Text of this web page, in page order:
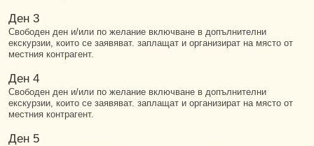
Ден 3
Свободен ден и/или по желание включване в допълнителни
екскурзии, които се заявяват. заплащат и организират на място от
местния контрагент.
Ден 4
Свободен ден и/или по желание включване в допълнителни
екскурзии, които се заявяват. заплащат и организират на място от
местния контрагент.
Ден 5